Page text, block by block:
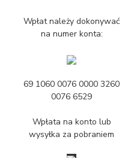
Wpłat należy dokonywać
na numer konta:
69 1060 0076 0000 3260
0076 6529
Wpłata na konto lub
wysyłka za pobraniem